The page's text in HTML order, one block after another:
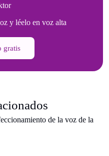
y léelo en voz alta
gratis